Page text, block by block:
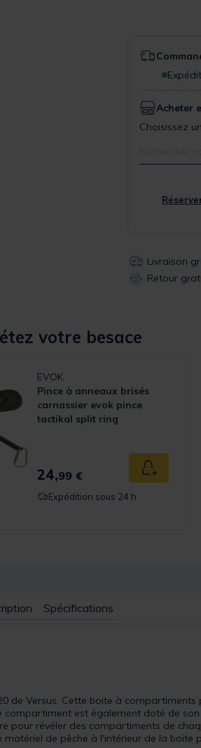
Acheter
Choisissez
Livraison
Retour
votre besace
EVOK
Pince à anneaux brisés
carnassier evok pince
tactikal split ring
24,99 € Ajouter
Expédition sous 24 h
Spécifications
de Versus. Cette boite à
est également doté de
pour révéler des compartiments de
de pêche à l'intérieur de la